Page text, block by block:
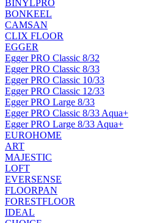
BINYLPRO
BONKEEL
CAMSAN
CLIX FLOOR
EGGER
Egger PRO Classic 8/32
Egger PRO Classic 8/33
Egger PRO Classic 10/33
Egger PRO Classic 12/33
Egger PRO Large 8/33
Egger PRO Classic 8/33 Aqua+
Egger PRO Large 8/33 Aqua+
EUROHOME
ART
MAJESTIC
LOFT
EVERSENSE
FLOORPAN
FORESTFLOOR
IDEAL